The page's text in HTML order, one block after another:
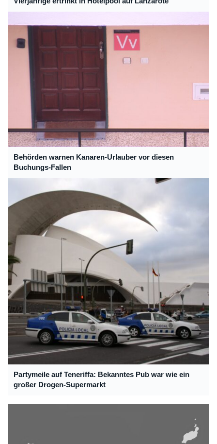
Behörden warnen Kanaren-Urlauber vor diesen
Buchungs-Fallen
Partymeile auf Teneriffa: Bekanntes Pub war wie ein
großer Drogen-Supermarkt